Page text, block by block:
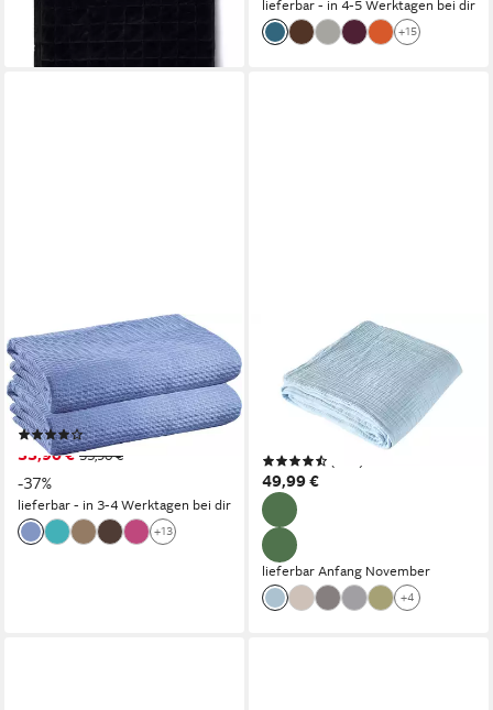
lieferbar - in 4-5 Werktagen bei dir
+15
ERWIN MÜLLER
Wohndecke Sommerdecke
"Siena" 2er-Pack, Baumwolle
Uni
(114)
33,90 € 53,90 €
-37%
lieferbar - in 3-4 Werktagen bei dir
+13
LEGER HOME BY LENA GERCKE
Wohndecke HEVIN,
Tagesdecke im Baumwoll-
Crinkle-Effekt, Musselin,
Kuscheldecke
49,99 €
lieferbar Anfang November
+4